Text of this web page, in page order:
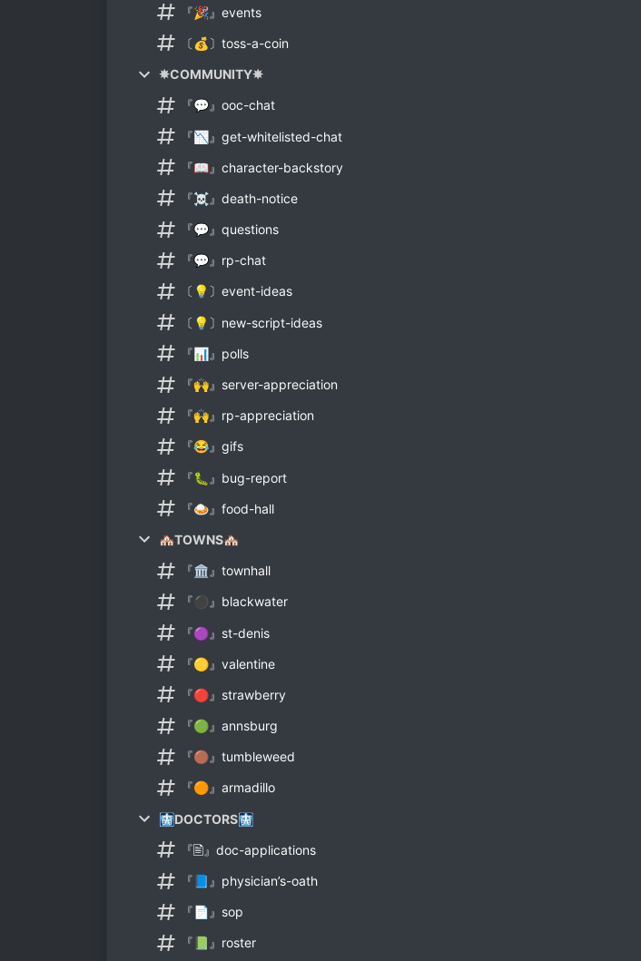
『🎉』events
〔💰〕toss-a-coin
✵COMMUNITY✵
『💬』ooc-chat
『📉』get-whitelisted-chat
『📖』character-backstory
『☠』death-notice
『💬』questions
『💬』rp-chat
〔💡〕event-ideas
〔💡〕new-script-ideas
『📊』polls
『🙌』server-appreciation
『🙌』rp-appreciation
『😂』gifs
『🐛』bug-report
『🍛』food-hall
🏘️TOWNS🏘️
『🏛』townhall
『⚫』blackwater
『🟣』st-denis
『🟡』valentine
『🔴』strawberry
『🟢』annsburg
『🟤』tumbleweed
『🟠』armadillo
🩻DOCTORS🩻
『🖹』doc-applications
『📘』physician’s-oath
『📄』sop
『📗』roster